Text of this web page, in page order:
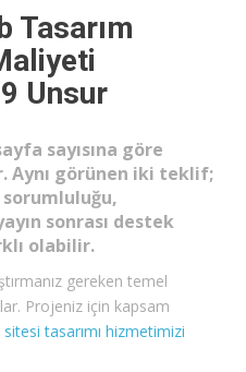
Tasarım
Unsur
sayısına göre
Aynı görünen iki teklif;
sonrası destek
olabilir.
gereken temel
Projeniz için kapsam
tasarımı hizmetimizi